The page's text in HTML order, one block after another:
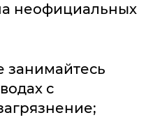
неофициальных
занимайтесь
с